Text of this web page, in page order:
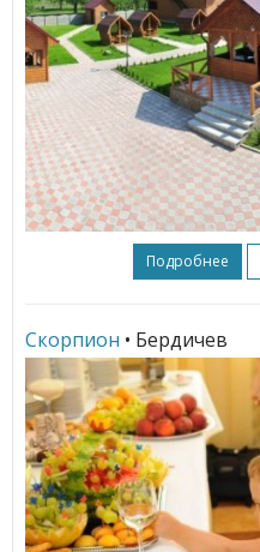
Подробнее
Скорпион • Бердичев